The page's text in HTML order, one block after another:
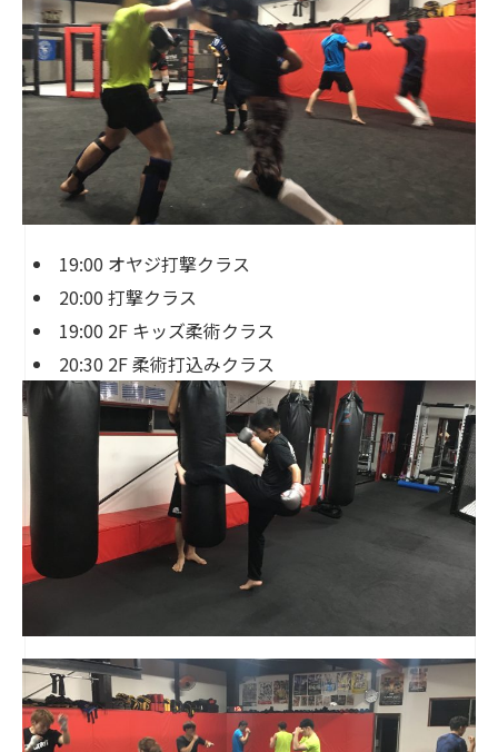
19:00 オヤジ打撃クラス
20:00 打撃クラス
19:00 2F キッズ柔術クラス
20:30 2F 柔術打込みクラス